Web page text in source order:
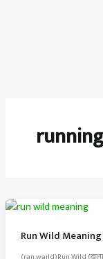
Run Wild